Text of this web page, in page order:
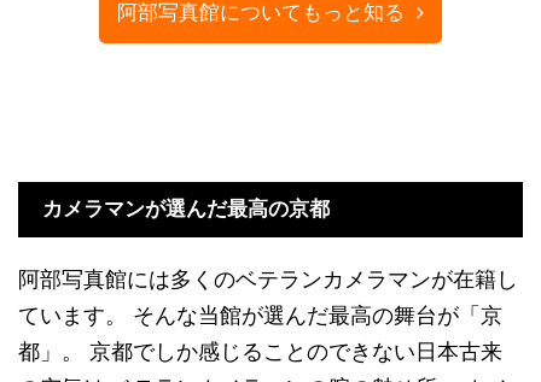
阿部写真館についてもっと知る
カメラマンが選んだ最高の京都
阿部写真館には多くのベテランカメラマンが在籍し
ています。 そんな当館が選んだ最高の舞台が「京
都」。 京都でしか感じることのできない日本古来